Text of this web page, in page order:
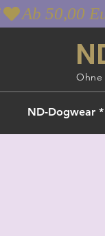
ND-Dogwear
Ohne